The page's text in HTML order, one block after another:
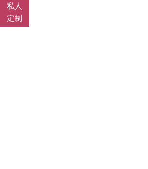
私人
定制